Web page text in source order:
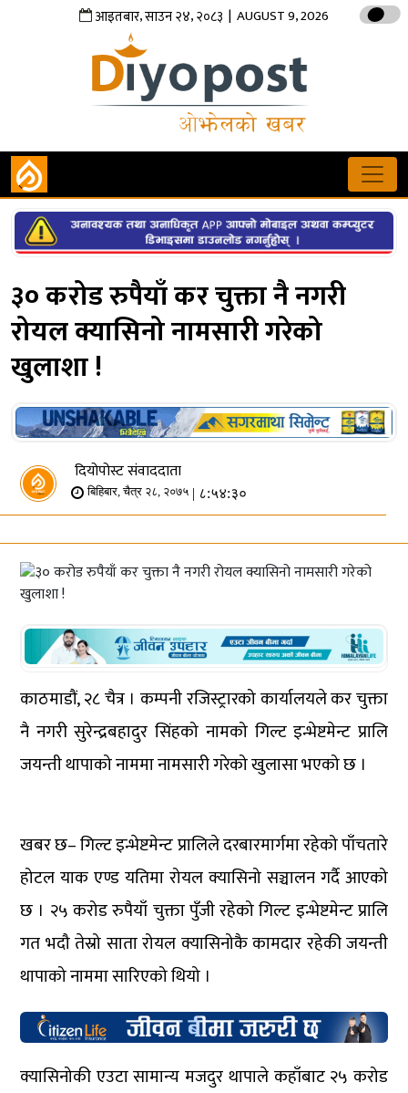
आइतबार,साउन२४,२०८३ | AUGUST 9, 2026
३० करोड रुपैयाँ कर चुक्ता नै नगरी
रोयल क्यासिनो नामसारी गरेको
खुलाशा !
दियोपोस्ट संवाददाता
बिहिबार, चैत्र २८, २०७५ | ८:५४:३०
काठमाडौं, २८ चैत्र । कम्पनी रजिस्ट्रारको कार्यालयले कर चुक्ता
नै नगरी सुरेन्द्रबहादुर सिंहको नामको गिल्ट इन्भेष्टमेन्ट प्रालि
जयन्ती थापाको नाममा नामसारी गरेको खुलासा भएको छ ।
खबर छ– गिल्ट इन्भेष्टमेन्ट प्रालिले दरबारमार्गमा रहेको पाँचतारे
होटल याक एण्ड यतिमा रोयल क्यासिनो सञ्चालन गर्दै आएको
छ । २५ करोड रुपैयाँ चुक्ता पुँजी रहेको गिल्ट इन्भेष्टमेन्ट प्रालि
गत भदौ तेस्रो साता रोयल क्यासिनोकै कामदार रहेकी जयन्ती
थापाको नाममा सारिएको थियो ।
क्यासिनोकी एउटा सामान्य मजदुर थापाले कहाँबाट २५ करोड